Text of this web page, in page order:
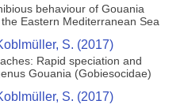
behaviour of Gouania
Eastern Mediterranean Sea
S. (2017)
Rapid speciation and
Gouania (Gobiesocidae)
S. (2017)